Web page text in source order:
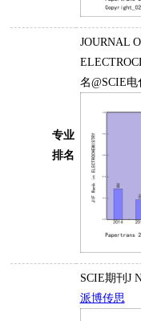
专业
排名
JOURNAL
名@SCIE电
SCIE期刊J
派博传思